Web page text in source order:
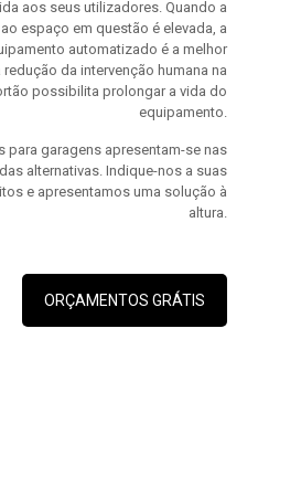
aos seus utilizadores. Quando a
espaço em questão é elevada, a
automatizado é a melhor
redução da intervenção humana na
possibilita prolongar a vida do
equipamento.
para garagens apresentam-se nas
alternativas. Indique-nos a suas
e apresentamos uma solução à
altura.
ORÇAMENTOS GRÁTIS